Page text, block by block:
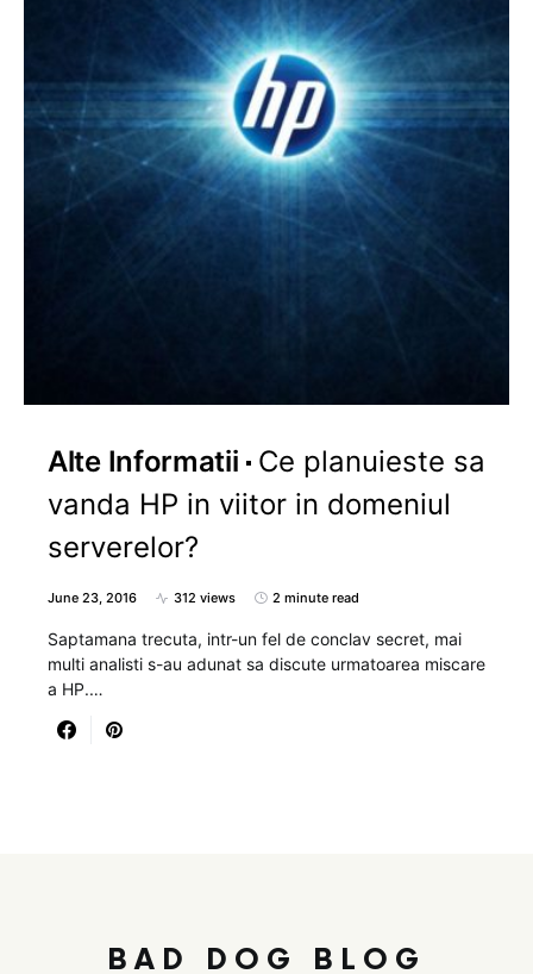
Alte Informatii
Ce planuieste sa
vanda HP in viitor in domeniul
serverelor?
June 23, 2016 312 views 2 minute read
Saptamana trecuta, intr-un fel de conclav secret, mai
multi analisti s-au adunat sa discute urmatoarea miscare
a HP.…
BAD DOG BLOG